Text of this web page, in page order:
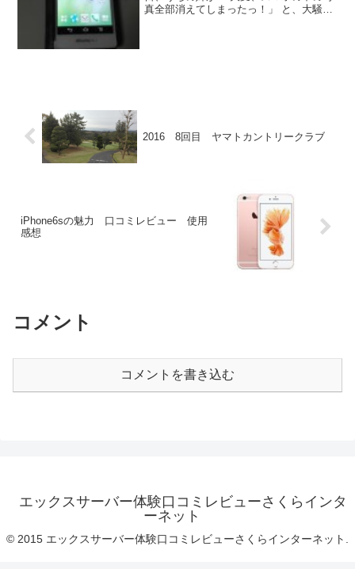
真全部消えてしまったっ！」 と、大騒
2016 8回目 ヤマトカントリークラブ
iPhone6sの魅力 口コミレビュー 使用
感想
コメント
コメントを書き込む
エックスサーバー体験口コミレビューさくらインタ
ーネット
© 2015 エックスサーバー体験口コミレビューさくらインターネット.